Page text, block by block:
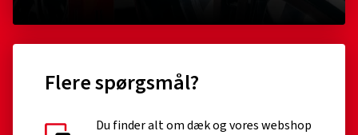
Flere spørgsmål?
Du finder alt om dæk og vores webshop